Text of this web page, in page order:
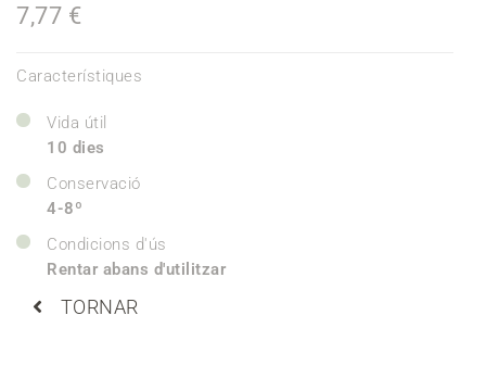
7,77 €
Característiques
Vida útil
10 dies
Conservació
4-8º
Condicions d'ús
Rentar abans d'utilitzar
TORNAR